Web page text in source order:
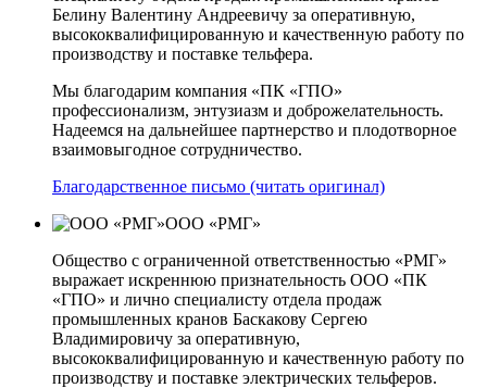
Белину Валентину Андреевичу за оперативную,
высококвалифицированную и качественную работу по
производству и поставке тельфера.
Мы благодарим компания «ПК «ГПО»
профессионализм, энтузиазм и доброжелательность.
Надеемся на дальнейшее партнерство и плодотворное
взаимовыгодное сотрудничество.
Благодарственное письмо (читать оригинал)
ООО «РМГ»
Общество с ограниченной ответственностью «РМГ»
выражает искреннюю признательность ООО «ПК
«ГПО» и лично специалисту отдела продаж
промышленных кранов Баскакову Сергею
Владимировичу за оперативную,
высококвалифицированную и качественную работу по
производству и поставке электрических тельферов.